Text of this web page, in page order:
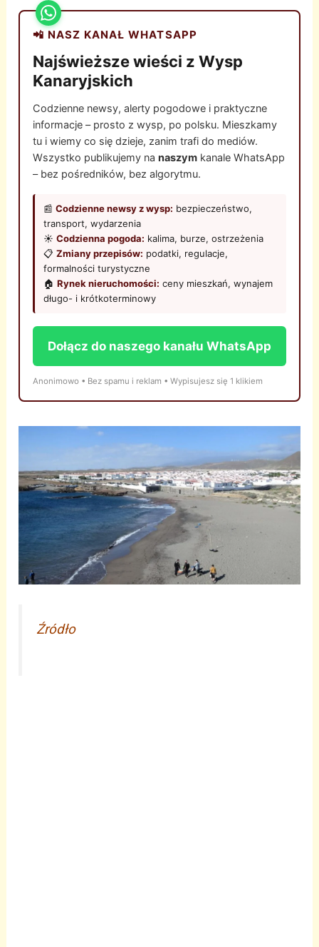
📲 NASZ KANAŁ WHATSAPP
Najświeższe wieści z Wysp
Kanaryjskich
Codzienne newsy, alerty pogodowe i praktyczne
informacje – prosto z wysp, po polsku. Mieszkamy
tu i wiemy co się dzieje, zanim trafi do mediów.
Wszystko publikujemy nanaszym kanale WhatsApp
– bez pośredników, bez algorytmu.
📰Codzienne newsy z wysp: bezpieczeństwo,
transport, wydarzenia
☀️Codzienna pogoda: kalima, burze, ostrzeżenia
📋Zmiany przepisów: podatki, regulacje,
formalności turystyczne
🏠Rynek nieruchomości: ceny mieszkań, wynajem
długo- i krótkoterminowy
Dołącz do naszego kanału WhatsApp
Anonimowo • Bez spamu i reklam • Wypisujesz się 1 klikiem
Źródło